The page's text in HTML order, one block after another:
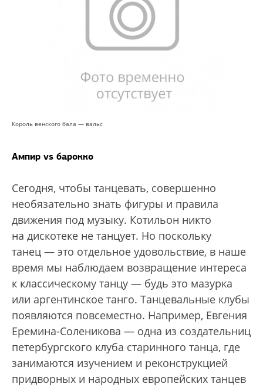
Король венского бала — вальс
Ампир vs барокко
Сегодня, чтобы танцевать, совершенно
необязательно знать фигуры и правила
движения под музыку. Котильон никто
на дискотеке не танцует. Но поскольку
танец — это отдельное удовольствие, в наше
время мы наблюдаем возвращение интереса
к классическому танцу — будь это мазурка
или аргентинское танго. Танцевальные клубы
появляются повсеместно. Например, Евгения
Еремина-Соленикова — одна из создательниц
петербургского клуба старинного танца, где
занимаются изучением и реконструкцией
придворных и народных европейских танцев